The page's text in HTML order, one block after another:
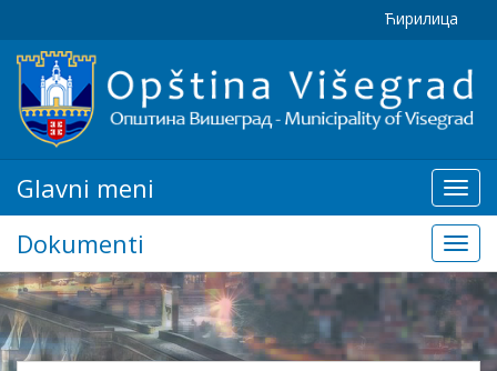
Ћирилица
Glavni
meni
Glavni meni
Dokumenti